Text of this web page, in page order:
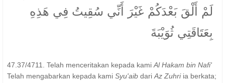
لَمْ أَلْقَ بَعْدَكُمْ غَيْرَ أَنِّي سُقِيتُ فِي هَذِهِ
بِعَتَاقَتِي ثُوَيْبَةَ
47.37/4711. Telah menceritakan kepada kami Al Hakam bin Nafi'
Telah mengabarkan kepada kami Syu'aib dari Az Zuhriia berkata;